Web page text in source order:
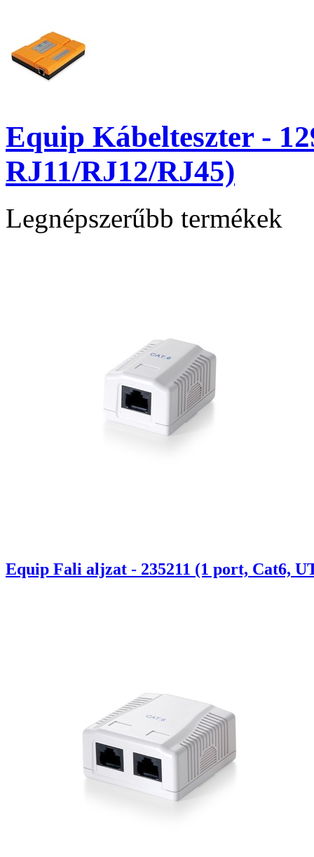
Equip Kábelteszter -
RJ11/RJ12/RJ45)
Legnépszerűbb termékek
Equip Fali aljzat - 235211 (1 port, Cat6,